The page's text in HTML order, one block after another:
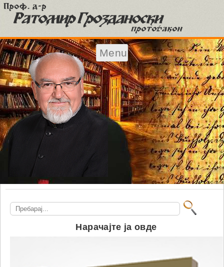
Menu
Skip to content
Search
for:
Нарачајте ја овде